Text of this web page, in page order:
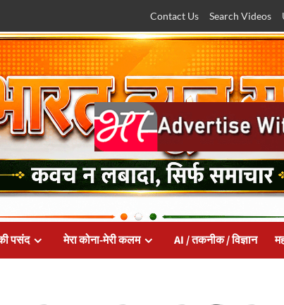
Contact Us Search Videos
पसंद मेरा कोना-मेरी कलम AI / तकनीक / विज्ञान